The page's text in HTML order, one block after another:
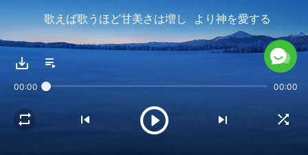
歌えば歌うほど甘美さは増し より神を愛する
サタンの性質を清め 救い
00:00 00:00